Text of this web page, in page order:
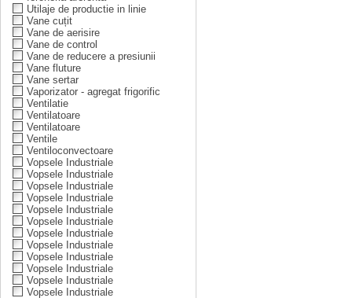
Utilaje de productie in linie
Vane cuțit
Vane de aerisire
Vane de control
Vane de reducere a presiunii
Vane fluture
Vane sertar
Vaporizator - agregat frigorific
Ventilatie
Ventilatoare
Ventilatoare
Ventile
Ventiloconvectoare
Vopsele Industriale
Vopsele Industriale
Vopsele Industriale
Vopsele Industriale
Vopsele Industriale
Vopsele Industriale
Vopsele Industriale
Vopsele Industriale
Vopsele Industriale
Vopsele Industriale
Vopsele Industriale
Vopsele Industriale